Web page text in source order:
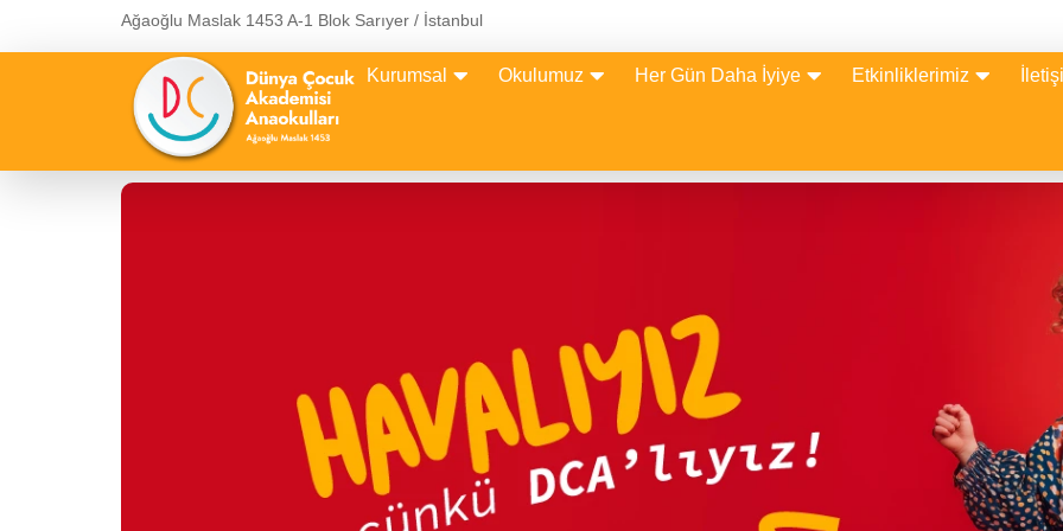
Ağaoğlu Maslak 1453 A-1 Blok Sarıyer / İstanbul
Kurumsal Okulumuz Her Gün Daha İyiye Etkinliklerimiz